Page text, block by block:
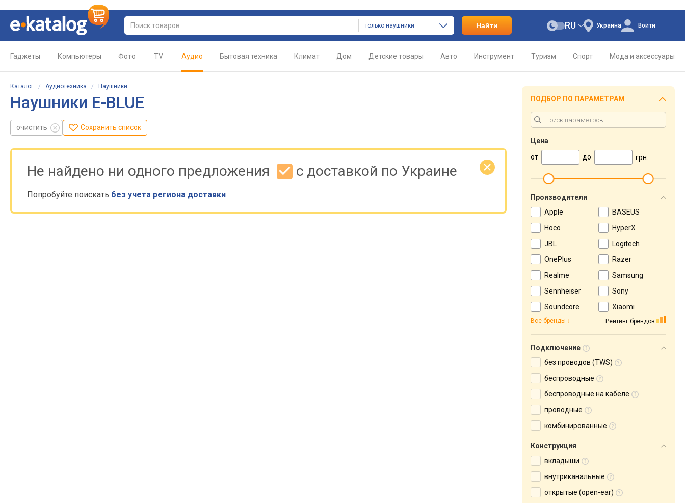
только наушники Найти Украина
RU Войти
Гаджеты Компьютеры Фото TV Аудио Бытовая техника Климат Дом Детские товары Авто Инструмент Туризм Спорт Мода и аксессуары
Каталог / Аудиотехника / Наушники
Наушники E-BLUE
очистить Сохранить список
Не найдено ни одного предложения с доставкой по Украине
Попробуйте поискать без учета региона доставки
ПОДБОР ПО ПАРАМЕТРАМ
Цена
от
до грн.
Производители
Apple
BASEUS
Hoco
HyperX
JBL
Logitech
OnePlus
Razer
Realme
Samsung
Sennheiser
Sony
Soundcore
Xiaomi
Рейтинг брендов
Все бренды
Подключение
без проводов (TWS)
беспроводные
беспроводные на кабеле
проводные
комбинированные
Конструкция
вкладыши
внутриканальные
открытые (open-ear)